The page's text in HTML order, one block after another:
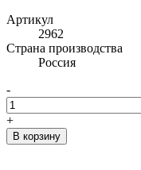
Артикул
2962
Cтрана производства
Россия
-
+
В корзину